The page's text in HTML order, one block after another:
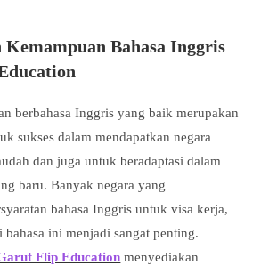
Bahasa Inggris
berbahasa Inggris yang baik merupakan
sukses dalam mendapatkan negara
dan juga untuk beradaptasi dalam
baru. Banyak negara yang
bahasa Inggris untuk visa kerja,
bahasa ini menjadi sangat penting.
Flip Education menyediakan